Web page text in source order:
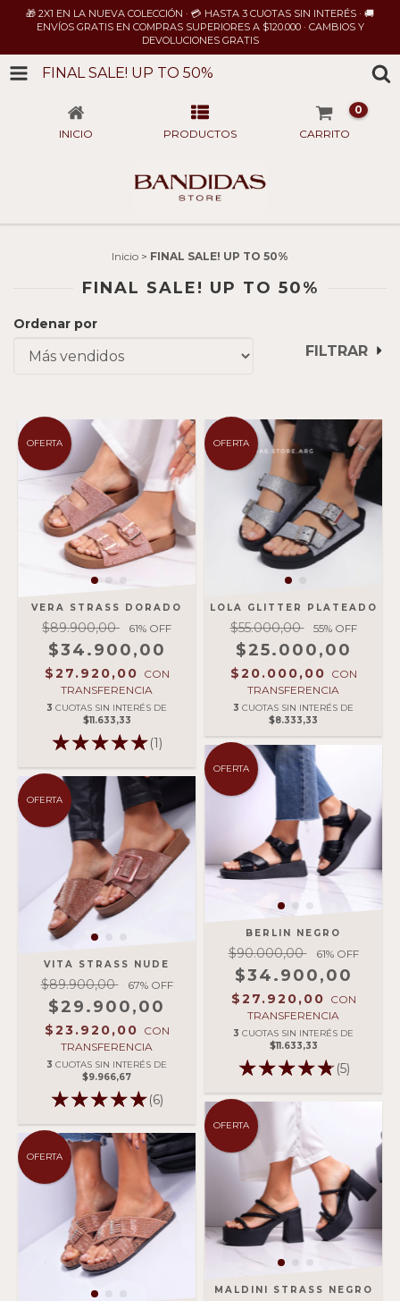
🎁 2X1 EN LA NUEVA COLECCIÓN · 💳 HASTA 3 CUOTAS SIN INTERÉS · 🚚
ENVÍOS GRATIS EN COMPRAS SUPERIORES A $120.000 · CAMBIOS Y
DEVOLUCIONES GRATIS
FINAL SALE! UP TO 50%
INICIO PRODUCTOS CARRITO
0
Inicio > FINAL SALE! UP TO 50%
FINAL SALE! UP TO 50%
Ordenar por
FILTRAR
OFERTA
VERA STRASS DORADO
$89.900,00 61% OFF
$34.900,00
$27.920,00 CON
TRANSFERENCIA
3 CUOTAS SIN INTERÉS DE
$11.633,33
(1)
OFERTA
LOLA GLITTER PLATEADO
$55.000,00 55% OFF
$25.000,00
$20.000,00 CON
TRANSFERENCIA
3 CUOTAS SIN INTERÉS DE
$8.333,33
OFERTA
VITA STRASS NUDE
$89.900,00 67% OFF
$29.900,00
$23.920,00 CON
TRANSFERENCIA
3 CUOTAS SIN INTERÉS DE
$9.966,67
(6)
OFERTA
BERLIN NEGRO
$90.000,00 61% OFF
$34.900,00
$27.920,00 CON
TRANSFERENCIA
3 CUOTAS SIN INTERÉS DE
$11.633,33
(5)
OFERTA
OFERTA
MALDINI STRASS NEGRO